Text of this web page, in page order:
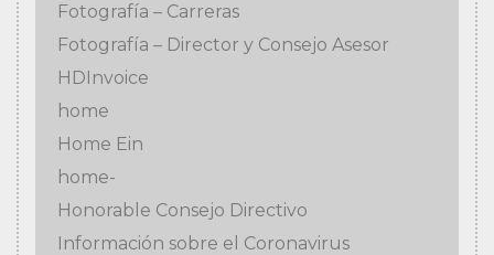
Fotografía – Carreras
Fotografía – Director y Consejo Asesor
HDInvoice
home
Home Ein
home-
Honorable Consejo Directivo
Información sobre el Coronavirus